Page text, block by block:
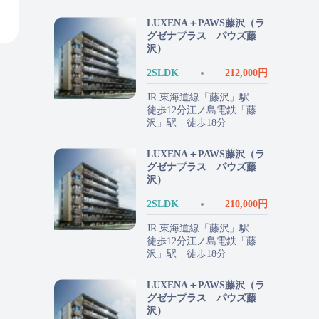
LUXENA＋PAWS藤沢（ラ
グゼナプラス パウズ藤
沢）
2SLDK 212,000円
JR 東海道線「藤沢」駅
徒歩12分江ノ島電鉄「藤
沢」駅 徒歩18分
LUXENA＋PAWS藤沢（ラ
グゼナプラス パウズ藤
沢）
2SLDK 210,000円
JR 東海道線「藤沢」駅
徒歩12分江ノ島電鉄「藤
沢」駅 徒歩18分
LUXENA＋PAWS藤沢（ラ
グゼナプラス パウズ藤
沢）